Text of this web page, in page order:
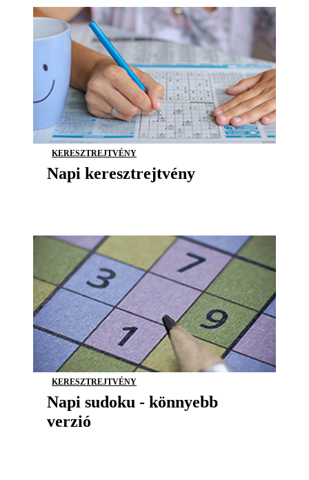
KERESZTREJTVÉNY
Napi keresztrejtvény
KERESZTREJTVÉNY
Napi sudoku - könnyebb
verzió